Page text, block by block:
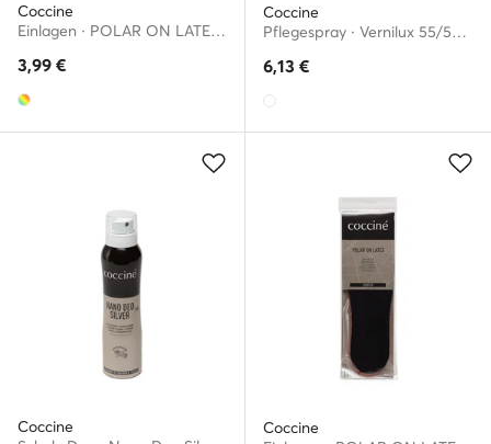
Coccine
Einlagen · POLAR ON LATEX WKŁADKA NR 41-42AZ
3,99 €
Coccine
Pflegespray · Vernilux 55/53/250/A/v10
6,13 €
Coccine
Coccine